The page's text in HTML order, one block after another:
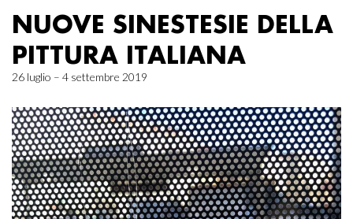
NUOVE SINESTESIE DELLA
PITTURA ITALIANA
26 luglio – 4 settembre 2019